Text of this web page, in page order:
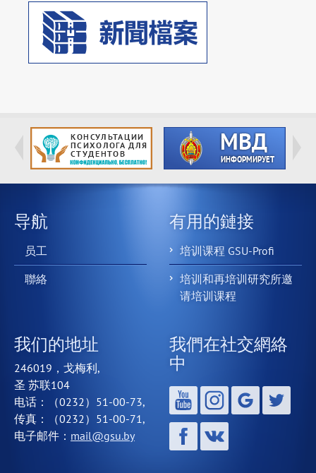
导航
员工
聯絡
有用的鏈接
培训课程 GSU-Profi
培训和再培训研究所邀
请培训课程
我们的地址
246019，戈梅利,
圣 苏联104
电话：（0232）51-00-73,
传真：（0232）51-00-71,
电子邮件： mail@gsu.by
我們在社交網絡
中